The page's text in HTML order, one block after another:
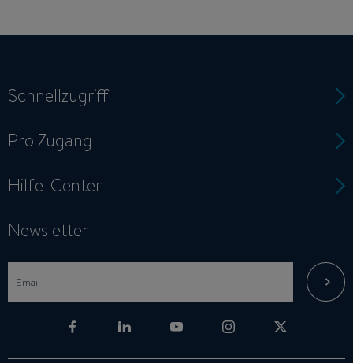
Schnellzugriff
Pro Zugang
Hilfe-Center
Newsletter